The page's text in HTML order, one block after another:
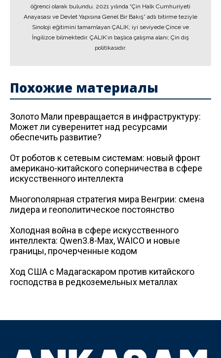
öğrenci olarak bulundu. 2021 yılında “Çin Halk Cumhuriyeti
Anayasası ve Devlet Yapısına Genel Bir Bakış” adlı bitirme teziyle
Sinoloji eğitimini tamamlayan ÇALIK; iyi seviyede Çince ve
İngilizce bilmektedir. ÇALIK’ın başlıca çalışma alanı; Çin dış
politikasıdır.
Похожие материалы
Золото Мали превращается в инфраструктуру:
Может ли суверенитет над ресурсами
обеспечить развитие?
От роботов к сетевым системам: новый фронт
американо-китайского соперничества в сфере
искусственного интеллекта
Многополярная стратегия мира Венгрии: смена
лидера и геополитическое постоянство
Холодная война в сфере искусственного
интеллекта: Qwen3.8-Max, WAICO и новые
границы, прочерченные кодом
Ход США с Мадагаскаром против китайского
господства в редкоземельных металлах